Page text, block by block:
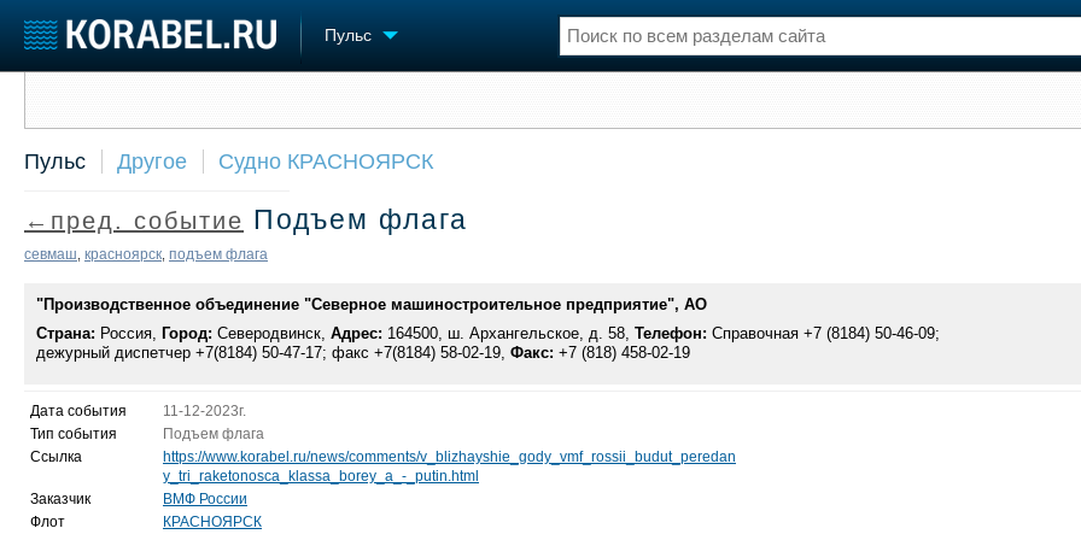
Пульс
Судостроение
Пульс
Компании
Репутация
Крюинг
Журнал
Реклама
Торговая площадка
Доска объявлений
Оборудование
Изделия
Услуги
Конференции
Словарь
Флот
Пульс Другое Судно КРАСНОЯРСК
←пред. событие Подъем флага
севмаш красноярск подъем флага
"Производственное объединение "Северное машиностроительное предприятие", АО
Страна: Россия, Город: Северодвинск, Адрес: 164500, ш. Архангельское, д. 58, Телефон: Справочная +7 (8184) 50-46-09;
дежурный диспетчер +7(8184) 50-47-17; факс +7(8184) 58-02-19, Факс: +7 (818) 458-02-19
Дата события
11-12-2023г.
Тип события
Подъем флага
Ссылка
https://www.korabel.ru/news/comments/v_blizhayshie_gody_vmf_rossii_budut_peredan
y_tri_raketonosca_klassa_borey_a_-_putin.html
Заказчик
ВМФ России
Флот
КРАСНОЯРСК